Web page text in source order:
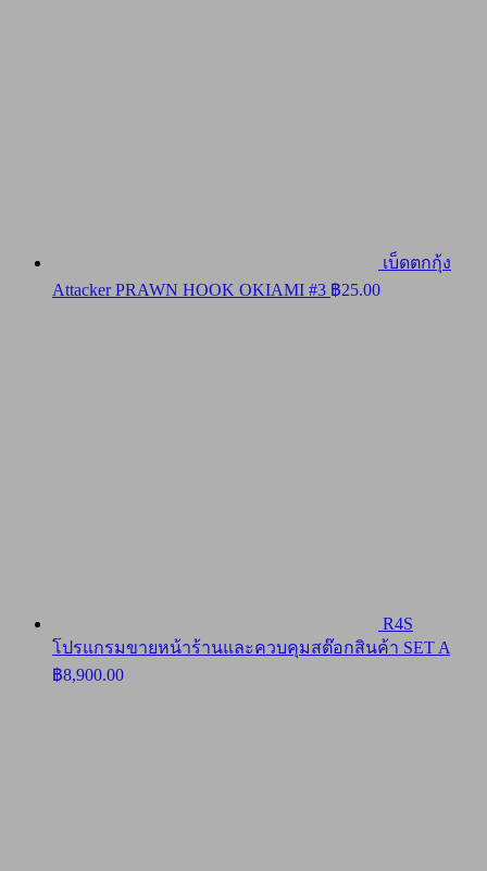
เบ็ดตกกุ้ง
Attacker PRAWN HOOK OKIAMI #3 ฿25.00
R4S
โปรแกรมขายหน้าร้านและควบคุมสต๊อกสินค้า SET A
฿8,900.00